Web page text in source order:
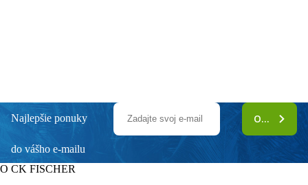
Najlepšie ponuky
do vášho e-mailu
ODOBERAŤ
O CK FISCHER